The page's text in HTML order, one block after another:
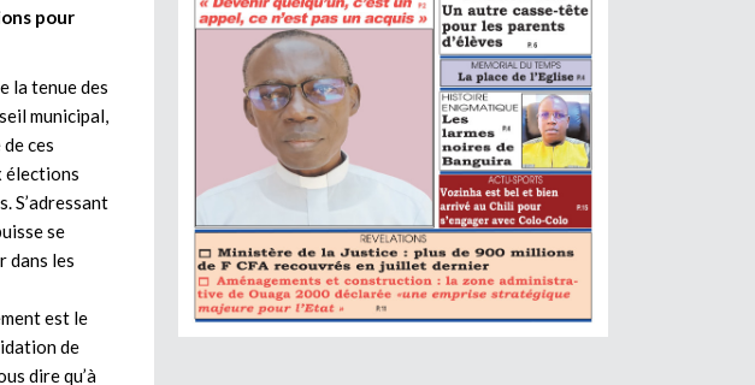
pour
la tenue des
municipal,
ces
élections
S’adressant
se
dans les
est le
de
dire qu’à